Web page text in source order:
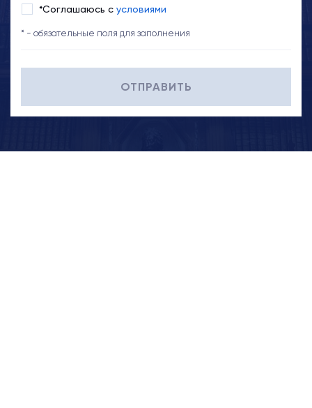
*Соглашаюсь с условиями
* - обязательные поля для заполнения
ОТПРАВИТЬ